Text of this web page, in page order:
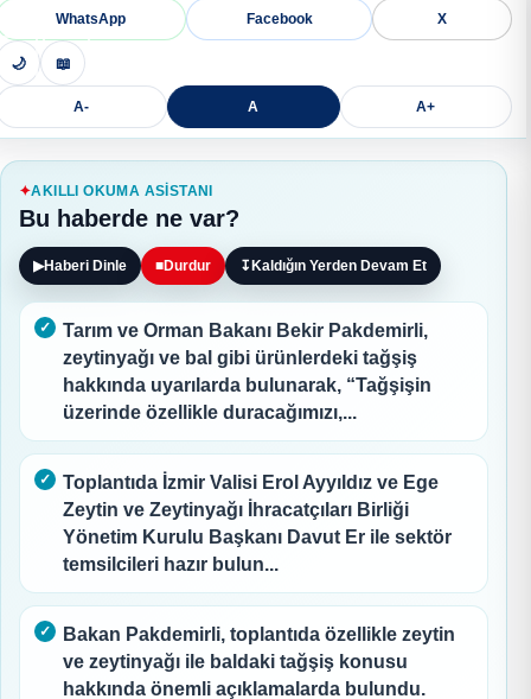
WhatsApp Facebook X
🌙 📖
A- A A+
AKILLI OKUMA ASISTANI
Bu haberde ne var?
▶Haberi Dinle ■Durdur ↧ Kaldığın Yerden Devam Et
Tarım ve Orman Bakanı Bekir Pakdemirli,
zeytinyağı ve bal gibi ürünlerdeki tağşiş
hakkında uyarılarda bulunarak, “Tağşişin
üzerinde özellikle duracağımızı,...
Toplantıda İzmir Valisi Erol Ayyıldız ve Ege
Zeytin ve Zeytinyağı İhracatçıları Birliği
Yönetim Kurulu Başkanı Davut Er ile sektör
temsilcileri hazır bulun...
Bakan Pakdemirli, toplantıda özellikle zeytin
ve zeytinyağı ile baldaki tağşiş konusu
hakkında önemli açıklamalarda bulundu.